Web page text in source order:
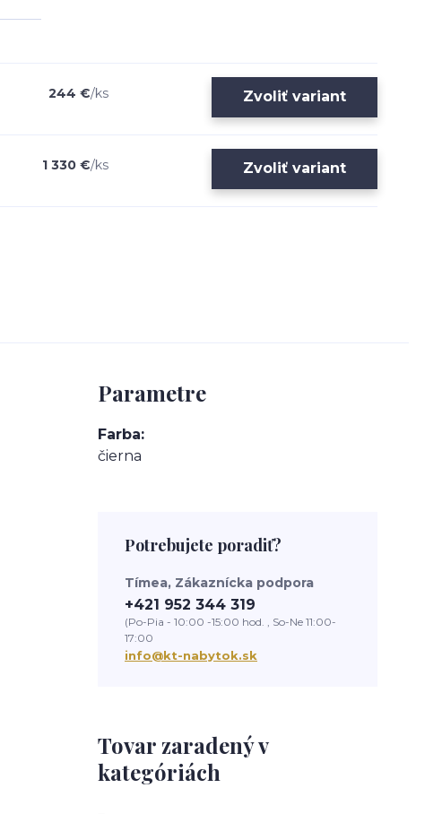
244 €/ks Zvoliť variant
1 330 €/ks Zvoliť variant
Parametre
Farba
čierna
Tovar zaradený v
kategóriách
Potrebujete poradiť?
Tímea, Zákaznícka podpora
+421 952 344 319
(Po-Pia - 10:00 -15:00 hod. , So-Ne 11:00-
17:00
info@kt-nabytok.sk